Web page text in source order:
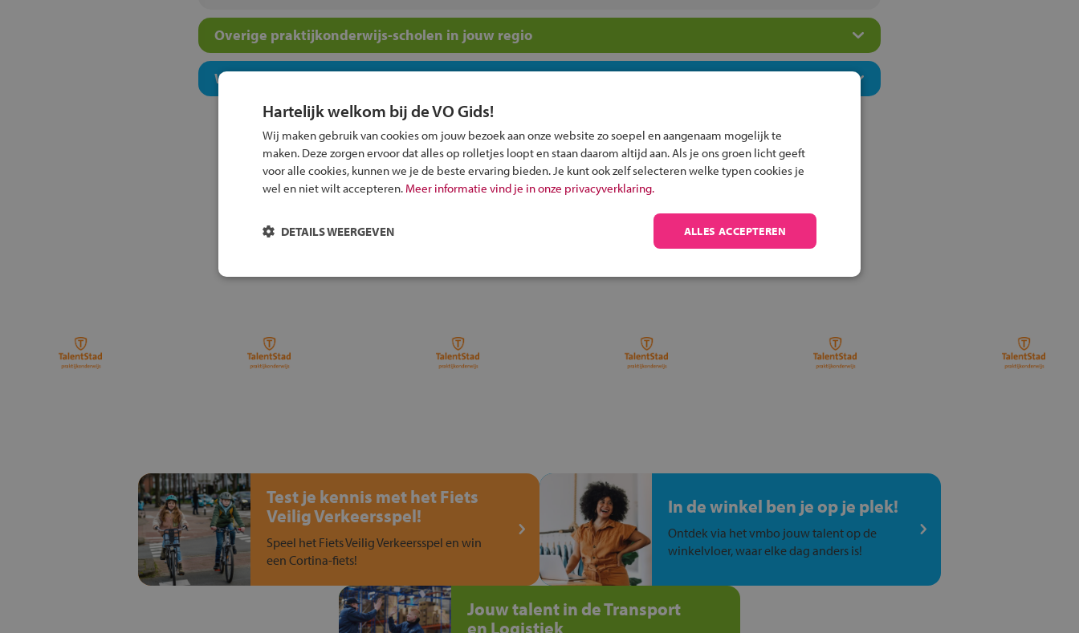
Overige praktijkonderwijs-scholen in jouw regio
Welk onderwijsconcept past bij jou?
Inschrijven?
Alle informatie om je kind aan te melden bij
Test je kennis met het Fiets
Veilig Verkeersspel!
Speel het Fiets Veilig Verkeersspel en win
een Cortina-fiets!
In de winkel ben je op je plek!
Ontdek via het vmbo jouw talent op de
winkelvloer, waar elke dag anders is!
Jouw talent in de Transport
en Logistiek
Hartelijk welkom bij de VO Gids!
Wij maken gebruik van cookies om jouw bezoek aan onze website zo soepel en aangenaam mogelijk te
maken. Deze zorgen ervoor dat alles op rolletjes loopt en staan daarom altijd aan. Als je ons groen licht geeft
voor alle cookies, kunnen we je de beste ervaring bieden. Je kunt ook zelf selecteren welke typen cookies je
wel en niet wilt accepteren. Meer informatie vind je in onze privacyverklaring.
ALLES ACCEPTEREN
DETAILS WEERGEVEN